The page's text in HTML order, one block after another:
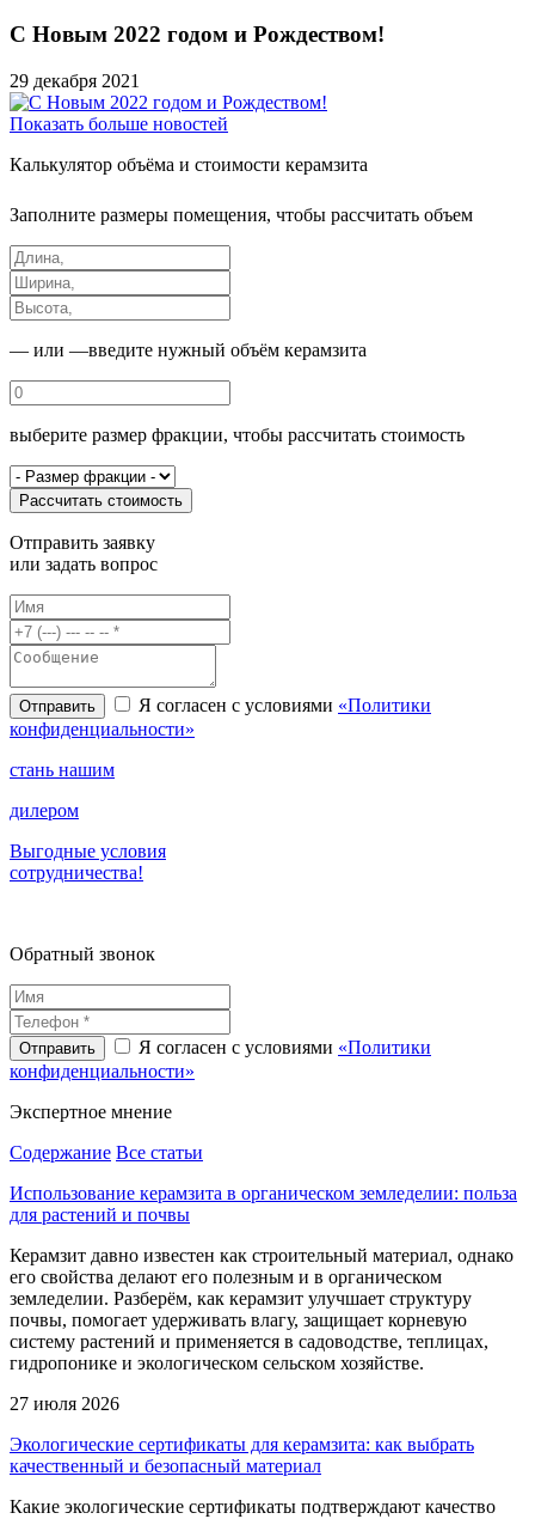
С Новым 2022 годом и Рождеством!
29 декабря 2021
Показать больше новостей
Калькулятор объёма и стоимости керамзита
Заполните размеры помещения, чтобы рассчитать объем
— или —введите нужный объём керамзита
выберите размер фракции, чтобы рассчитать стоимость
Рассчитать стоимость
Отправить заявку
или задать вопрос
Я согласен с условиями «Политики
конфиденциальности»
стань нашим
дилером
Выгодные условия
сотрудничества!
Обратный звонок
Я согласен с условиями «Политики
конфиденциальности»
Экспертное мнение
Содержание Все статьи
Использование керамзита в органическом земледелии: польза
для растений и почвы
Керамзит давно известен как строительный материал, однако
его свойства делают его полезным и в органическом
земледелии. Разберём, как керамзит улучшает структуру
почвы, помогает удерживать влагу, защищает корневую
систему растений и применяется в садоводстве, теплицах,
гидропонике и экологическом сельском хозяйстве.
27 июля 2026
Экологические сертификаты для керамзита: как выбрать
качественный и безопасный материал
Какие экологические сертификаты подтверждают качество